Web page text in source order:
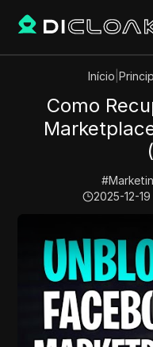
Início
Como
#
2025-12-
Como